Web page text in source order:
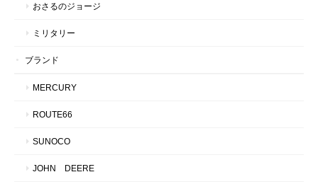
おさるのジョージ
ミリタリー
ブランド
MERCURY
ROUTE66
SUNOCO
JOHN DEERE